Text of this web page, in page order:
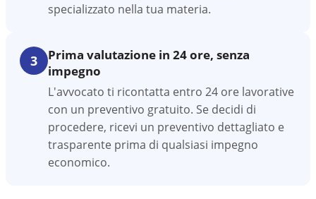
specializzato nella tua materia.
3
Prima valutazione in 24 ore, senza
impegno
L'avvocato ti ricontatta entro 24 ore lavorative
con un preventivo gratuito. Se decidi di
procedere, ricevi un preventivo dettagliato e
trasparente prima di qualsiasi impegno
economico.